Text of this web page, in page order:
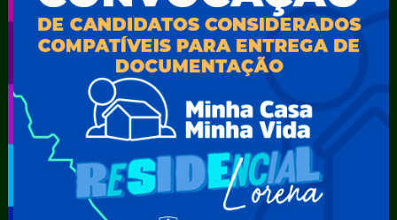
Secretaria Municipal de Serviços Públicos – SEMUSP
Superintendência de Trânsito e Transportes de Serra
Talhada-STTRANS
Transparência, Fiscalização e Controle
Portal da
Transparência
E-sic
Como
solicitar
Consulte sua
Outros
Serviços
Carta de